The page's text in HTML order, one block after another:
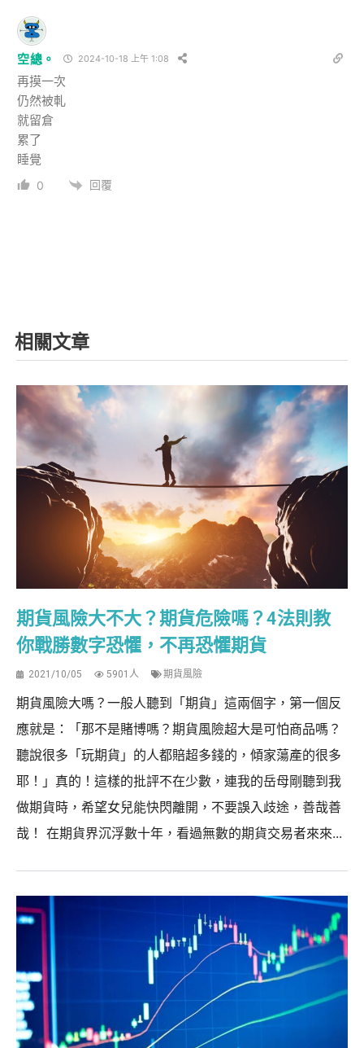
空總。 2024-10-18 上午 1:08
再摸一次
仍然被軋
就留倉
累了
睡覺
0 回覆
相關文章
期貨風險大不大？期貨危險嗎？4法則教
你戰勝數字恐懼，不再恐懼期貨
2021/10/05 5901人 期貨風險
期貨風險大嗎？一般人聽到「期貨」這兩個字，第一個反
應就是：「那不是賭博嗎？期貨風險超大是可怕商品嗎？
聽說很多「玩期貨」的人都賠超多錢的，傾家蕩產的很多
耶！」真的！這樣的批評不在少數，連我的岳母剛聽到我
做期貨時，希望女兒能快閃離開，不要誤入歧途，善哉善
哉！ 在期貨界沉浮數十年，看過無數的期貨交易者來來...